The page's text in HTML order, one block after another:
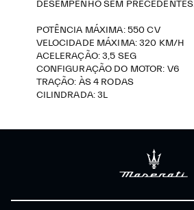
DESEMPENHO SEM
POTÊNCIA MÁXIMA: 550 CV
VELOCIDADE MÁXIMA: 320 KM/H
ACELERAÇÃO: 3,5 SEG
CONFIGURAÇÃO DO MOTOR: V6
TRAÇÃO: ÀS 4 RODAS
CILINDRADA: 3L